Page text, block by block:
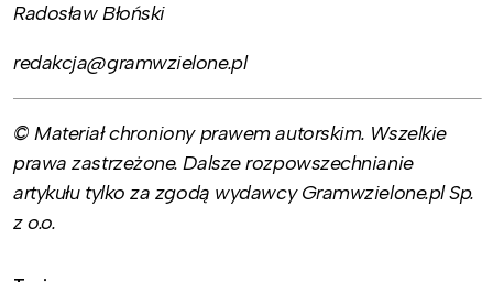
Radosław Błoński
redakcja@gramwzielone.pl
© Materiał chroniony prawem autorskim. Wszelkie
prawa zastrzeżone. Dalsze rozpowszechnianie
artykułu tylko za zgodą wydawcy Gramwzielone.pl Sp.
z o.o.